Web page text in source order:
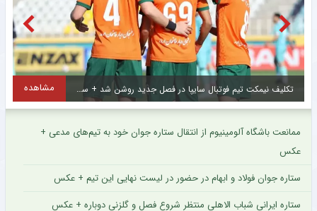
شروع تازه برای ستاره پرسپولیسی در فصل جدید لیگ برتر + عکس مشاهده
ممانعت باشگاه آلومینیوم از انتقال ستاره جوان خود به تیم‌های مدعی +
عکس
ستاره جوان فولاد و ابهام در حضور در لیست نهایی این تیم + عکس
ستاره ایرانی شباب الاهلی منتظر شروع فصل و گلزنی دوباره + عکس